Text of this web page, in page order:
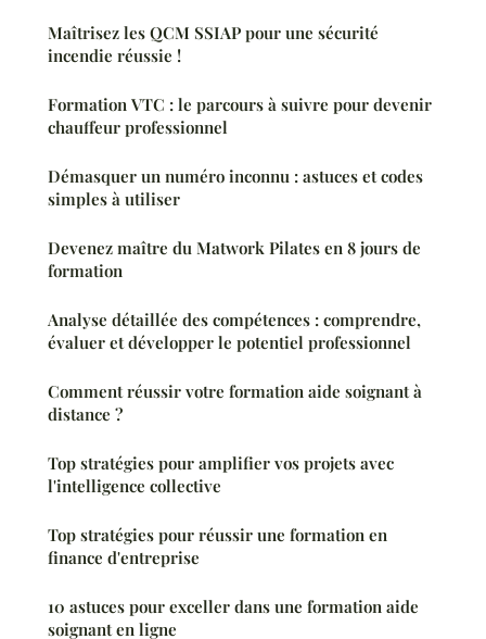
Maîtrisez les QCM SSIAP pour une sécurité
incendie réussie !
Formation VTC : le parcours à suivre pour devenir
chauffeur professionnel
Démasquer un numéro inconnu : astuces et codes
simples à utiliser
Devenez maître du Matwork Pilates en 8 jours de
formation
Analyse détaillée des compétences : comprendre,
évaluer et développer le potentiel professionnel
Comment réussir votre formation aide soignant à
distance ?
Top stratégies pour amplifier vos projets avec
l'intelligence collective
Top stratégies pour réussir une formation en
finance d'entreprise
10 astuces pour exceller dans une formation aide
soignant en ligne